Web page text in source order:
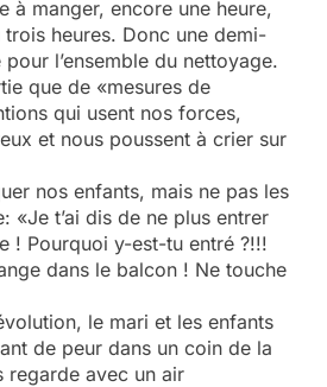
à manger, encore une heure,
heures. Donc une demi-
l’ensemble du nettoyage.
que de «mesures de
qui usent nos forces,
et nous poussent à crier sur
nos enfants, mais ne pas les
«Je t’ai dis de ne plus entrer
! Pourquoi y-est-tu entré ?!!!
dans le balcon ! Ne touche
le mari et les enfants
de peur dans un coin de la
regarde avec un air